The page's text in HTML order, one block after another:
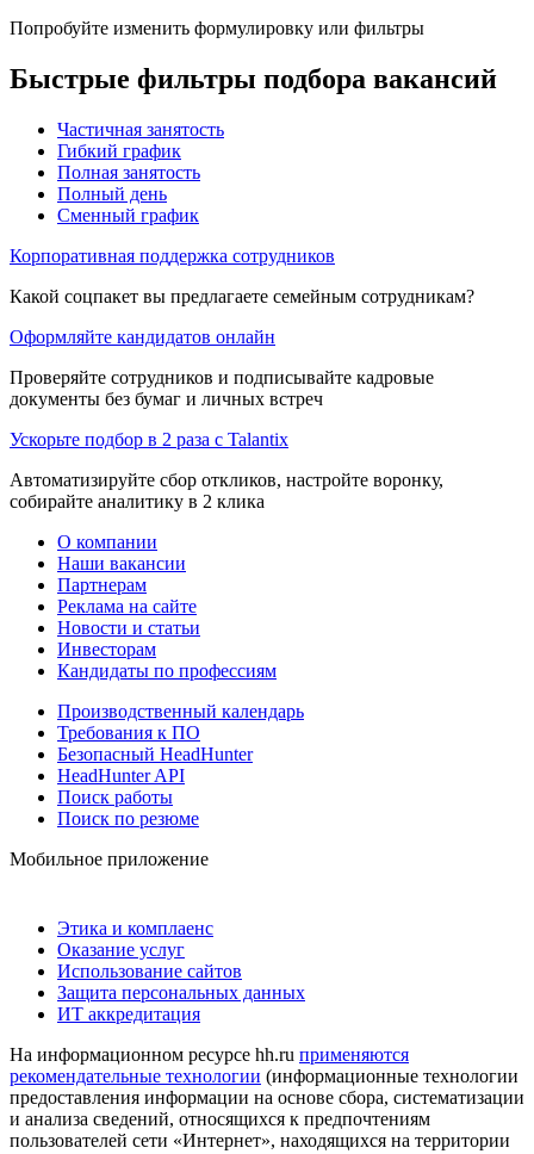
Попробуйте изменить формулировку или фильтры
Быстрые фильтры подбора вакансий
Частичная занятость
Гибкий график
Полная занятость
Полный день
Сменный график
Корпоративная поддержка сотрудников
Какой соцпакет вы предлагаете семейным сотрудникам?
Оформляйте кандидатов онлайн
Проверяйте сотрудников и подписывайте кадровые
документы без бумаг и личных встреч
Ускорьте подбор в 2 раза с Talantix
Автоматизируйте сбор откликов, настройте воронку,
собирайте аналитику в 2 клика
О компании
Наши вакансии
Партнерам
Реклама на сайте
Новости и статьи
Инвесторам
Кандидаты по профессиям
Производственный календарь
Требования к ПО
Безопасный HeadHunter
HeadHunter API
Поиск работы
Поиск по резюме
Мобильное приложение
Этика и комплаенс
Оказание услуг
Использование сайтов
Защита персональных данных
ИТ аккредитация
На информационном ресурсе hh.ru применяются
рекомендательные технологии (информационные технологии
предоставления информации на основе сбора, систематизации
и анализа сведений, относящихся к предпочтениям
пользователей сети «Интернет», находящихся на территории